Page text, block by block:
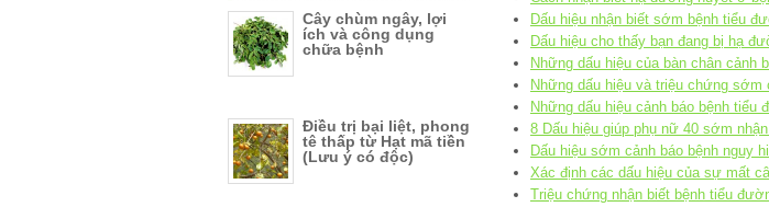
Dấu hiệu nhận biết sớm bệnh tiểu
Dấu hiệu cho thấy bạn đang bị hạ
Những dấu hiệu của bàn chân cảnh
Những dấu hiệu và triệu chứng
Những dấu hiệu cảnh báo bệnh tiểu
8 Dấu hiệu giúp phụ nữ 40 sớm
Dấu hiệu sớm cảnh báo bệnh nguy
Xác định các dấu hiệu của sự mất
Triệu chứng nhận biết bệnh tiểu
Cây chùm ngây, lợi
ích và công dụng
chữa bệnh
Điều trị bại liệt, phong
tê thấp từ Hạt mã tiền
(Lưu ý có độc)